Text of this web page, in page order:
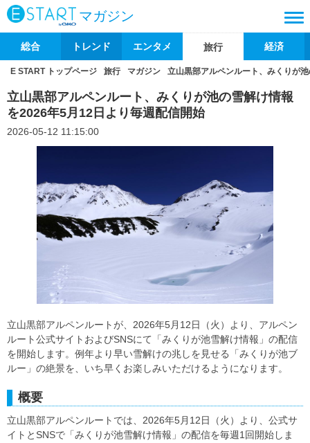
マガジン
総合 トレンド エンタメ 旅行 経済
E START トップページ 旅行 マガジン 立山黒部アルペンルート、みくりが
立山黒部アルペンルート、みくりが池の雪解け情報
を2026年5月12日より毎週配信開始
2026-05-12 11:15:00
立山黒部アルペンルートが、2026年5月12日（火）より、アルペン
ルート公式サイトおよびSNSにて「みくりが池雪解け情報」の配信
を開始します。例年より早い雪解けの兆しを見せる「みくりが池ブ
ルー」の絶景を、いち早くお楽しみいただけるようになります。
概要
立山黒部アルペンルートでは、2026年5月12日（火）より、公式サ
イトとSNSで「みくりが池雪解け情報」の配信を毎週1回開始しま